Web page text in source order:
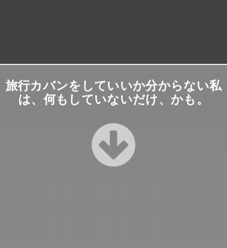
旅行カバンをしていいか分からない私
は、何もしていないだけ、かも。